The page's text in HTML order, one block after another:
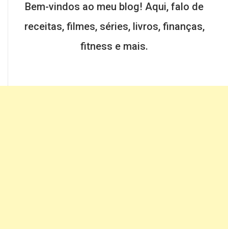
Bem-vindos ao meu blog! Aqui, falo de
receitas, filmes, séries, livros, finanças,
fitness e mais.